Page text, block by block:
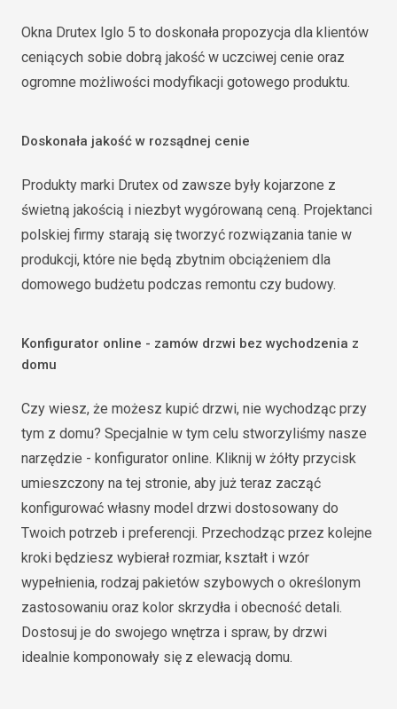
Okna Drutex Iglo 5 to doskonała propozycja dla klientów
ceniących sobie dobrą jakość w uczciwej cenie oraz
ogromne możliwości modyfikacji gotowego produktu.
Doskonała jakość w rozsądnej cenie
Produkty marki Drutex od zawsze były kojarzone z
świetną jakością i niezbyt wygórowaną ceną. Projektanci
polskiej firmy starają się tworzyć rozwiązania tanie w
produkcji, które nie będą zbytnim obciążeniem dla
domowego budżetu podczas remontu czy budowy.
Konfigurator online - zamów drzwi bez wychodzenia z
domu
Czy wiesz, że możesz kupić drzwi, nie wychodząc przy
tym z domu? Specjalnie w tym celu stworzyliśmy nasze
narzędzie - konfigurator online. Kliknij w żółty przycisk
umieszczony na tej stronie, aby już teraz zacząć
konfigurować własny model drzwi dostosowany do
Twoich potrzeb i preferencji. Przechodząc przez kolejne
kroki będziesz wybierał rozmiar, kształt i wzór
wypełnienia, rodzaj pakietów szybowych o określonym
zastosowaniu oraz kolor skrzydła i obecność detali.
Dostosuj je do swojego wnętrza i spraw, by drzwi
idealnie komponowały się z elewacją domu.